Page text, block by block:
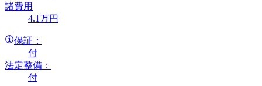
諸費用
4.1万円
保証：
付
法定整備：
付